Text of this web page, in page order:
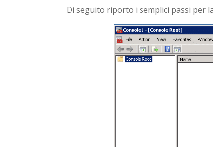
Di seguito riporto i semplici passi per